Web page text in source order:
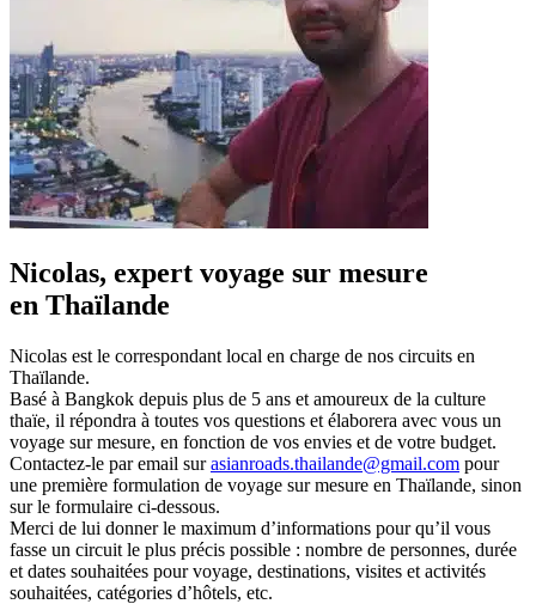
Nicolas, expert voyage sur mesure
en Thaïlande
Nicolas est le correspondant local en charge de nos circuits en
Thaïlande.
Basé à Bangkok depuis plus de 5 ans et amoureux de la culture
thaïe, il répondra à toutes vos questions et élaborera avec vous un
voyage sur mesure, en fonction de vos envies et de votre budget.
Contactez-le par email surasianroads.thailande@gmail.com pour
une première formulation de voyage sur mesure en Thaïlande, sinon
sur le formulaire ci-dessous.
Merci de lui donner le maximum d’informations pour qu’il vous
fasse un circuit le plus précis possible : nombre de personnes, durée
et dates souhaitées pour voyage, destinations, visites et activités
souhaitées, catégories d’hôtels, etc.